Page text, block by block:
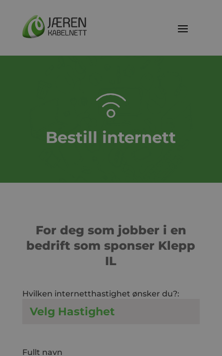
Bestill internett
For deg som jobber i en
bedrift som sponser Klepp
IL
Hvilken internetthastighet ønsker du?:
Fullt navn